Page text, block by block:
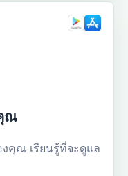
ณ
งคุณ เรียนรู้ที่จะดูแล